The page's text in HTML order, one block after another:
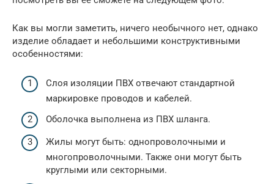
Как вы могли заметить, ничего необычного нет, однако
изделие обладает и небольшими конструктивными
особенностями:
Слоя изоляции ПВХ отвечают стандартной
маркировке проводов и кабелей.
Оболочка выполнена из ПВХ шланга.
Жилы могут быть: однопроволочными и
многопроволочными. Также они могут быть
круглыми или секторными.